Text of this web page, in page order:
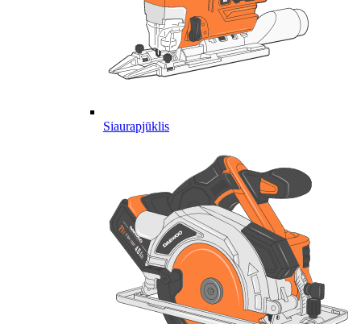
Siaurapjūklis